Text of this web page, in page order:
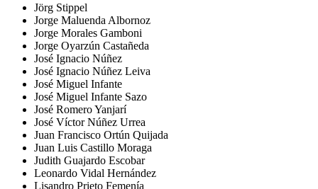
Jörg Stippel
Jorge Maluenda Albornoz
Jorge Morales Gamboni
Jorge Oyarzún Castañeda
José Ignacio Núñez
José Ignacio Núñez Leiva
José Miguel Infante
José Miguel Infante Sazo
José Romero Yanjarí
José Víctor Núñez Urrea
Juan Francisco Ortún Quijada
Juan Luis Castillo Moraga
Judith Guajardo Escobar
Leonardo Vidal Hernández
Lisandro Prieto Femenía